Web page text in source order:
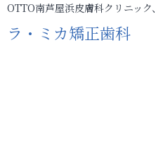
OTTO南芦屋浜皮膚科クリニック
ラ・ミカ矯正歯科